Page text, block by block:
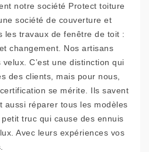
notre société Protect toiture
société de couverture et
les travaux de fenêtre de toit :
changement. Nos artisans
C’est une distinction qui
des clients, mais pour nous,
se mérite. Ils savent
aussi réparer tous les modèles
truc qui cause des ennuis
Avec leurs expériences vos